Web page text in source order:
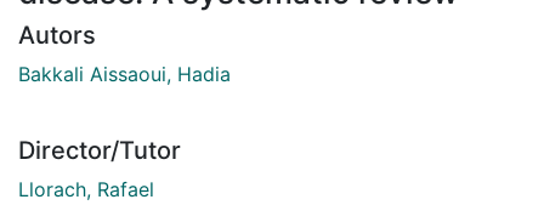
Autors
Bakkali Aissaoui, Hadia
Director/Tutor
Llorach, Rafael